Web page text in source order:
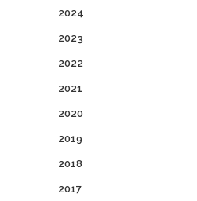
2024
2023
2022
2021
2020
2019
2018
2017